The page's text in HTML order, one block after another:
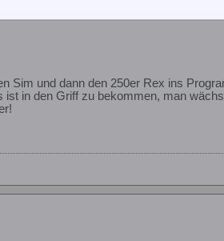
Sim und dann den 250er Rex ins
in den Griff zu bekommen, man